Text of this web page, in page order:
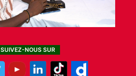
SUIVEZ-NOUS SUR